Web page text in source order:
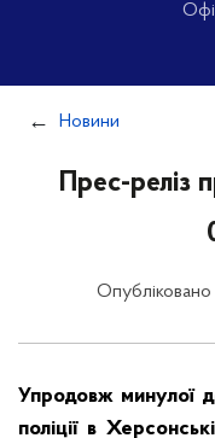
Новини
Прес-реліз
Упродовж минулої
поліції в